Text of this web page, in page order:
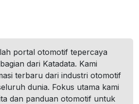
portal otomotif tepercaya
dari Katadata. Kami
terbaru dari industri otomotif
dunia. Fokus utama kami
dan panduan otomotif untuk